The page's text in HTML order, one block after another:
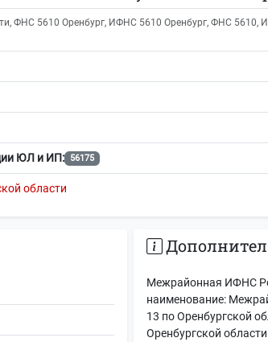
ФНС 5610 Оренбург, ИФНС 5610 Оренбург, ФНС 5610,
ЮЛ и ИП: 56175
области
Межрайонная ИФНС
наименование:
13 по Оренбургской
Оренбургской